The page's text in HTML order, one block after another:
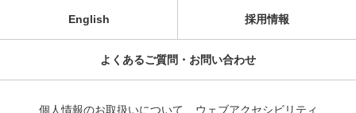
English 採用情報
よくあるご質問・お問い合わせ
個人情報のお取扱いについて ウェブアクセシビリティ